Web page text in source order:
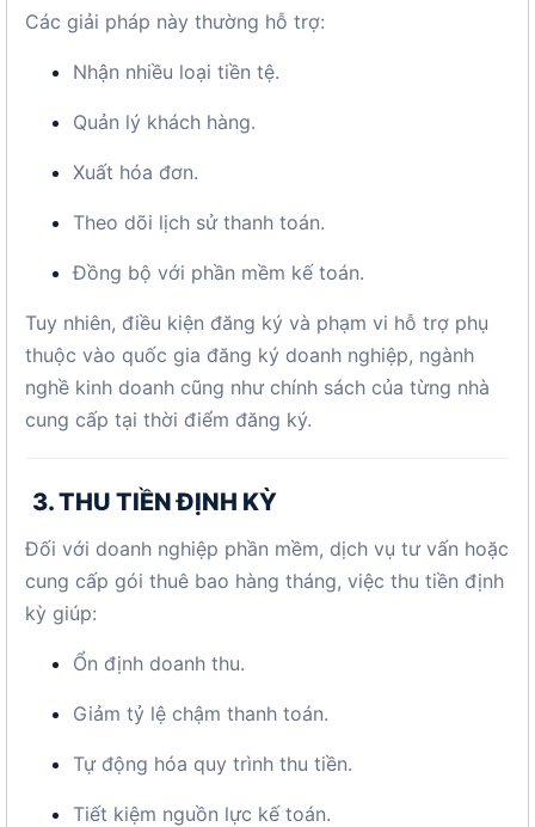
Các giải pháp này thường hỗ trợ:
Nhận nhiều loại tiền tệ.
Quản lý khách hàng.
Xuất hóa đơn.
Theo dõi lịch sử thanh toán.
Đồng bộ với phần mềm kế toán.
Tuy nhiên, điều kiện đăng ký và phạm vi hỗ trợ phụ
thuộc vào quốc gia đăng ký doanh nghiệp, ngành
nghề kinh doanh cũng như chính sách của từng nhà
cung cấp tại thời điểm đăng ký.
3. THU TIỀN ĐỊNH KỲ
Đối với doanh nghiệp phần mềm, dịch vụ tư vấn hoặc
cung cấp gói thuê bao hàng tháng, việc thu tiền định
kỳ giúp:
Ổn định doanh thu.
Giảm tỷ lệ chậm thanh toán.
Tự động hóa quy trình thu tiền.
Tiết kiệm nguồn lực kế toán.